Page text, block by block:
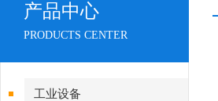
产品中心
PRODUCTS CENTER
工业设备